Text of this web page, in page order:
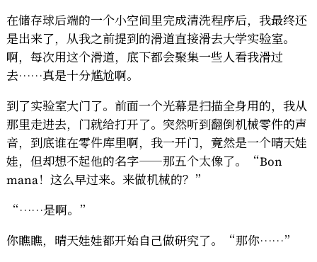
在储存球后端的一个小空间里完成清洗程序后，我最终还
是出来了，从我之前提到的滑道直接滑去大学实验室。
啊，每次用这个滑道，底下都会聚集一些人看我滑过
去……真是十分尴尬啊。
到了实验室大门了。前面一个光幕是扫描全身用的，我从
那里走进去，门就给打开了。突然听到翻倒机械零件的声
音，到底谁在零件库里啊，我一开门，竟然是一个晴天娃
娃，但却想不起他的名字——那五个太像了。“Bon
mana！这么早过来。来做机械的？”
“……是啊。”
你瞧瞧，晴天娃娃都开始自己做研究了。“那你……”